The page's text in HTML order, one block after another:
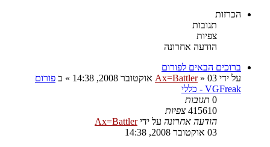
הכרזות
תגובות
צפיות
הודעה אחרונה
ברוכים הבאים לפורום
על ידי
Ax=Battler» 03 אוקטובר 2008, 14:38 » ב פורום
VGFreak - כללי
0 תגובות
415610 צפיות
הודעה אחרונה על ידיAx=Battler
03 אוקטובר 2008, 14:38